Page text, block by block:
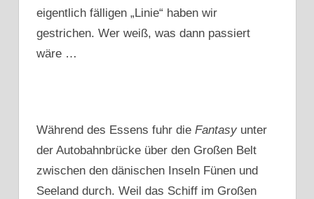
eigentlich fälligen „Linie“ haben wir
gestrichen. Wer weiß, was dann passiert
wäre …
Während des Essens fuhr die Fantasy unter
der Autobahnbrücke über den Großen Belt
zwischen den dänischen Inseln Fünen und
Seeland durch. Weil das Schiff im Großen